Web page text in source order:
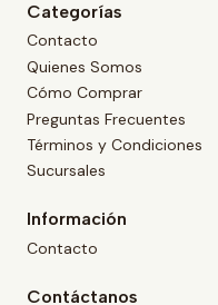
Categorías
Contacto
Quienes Somos
Cómo Comprar
Preguntas Frecuentes
Términos y Condiciones
Sucursales
Información
Contacto
Contáctanos